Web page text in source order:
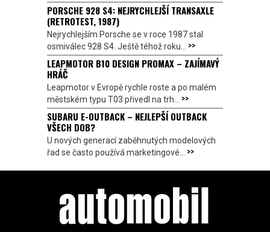
PORSCHE 928 S4: NEJRYCHLEJŠÍ TRANSAXLE
(RETROTEST, 1987)
Nejrychlejším Porsche se v roce 1987 stal
osmiválec 928 S4. Ještě téhož roku... >>
LEAPMOTOR B10 DESIGN PROMAX – ZAJÍMAVÝ
HRÁČ
Leapmotor v Evropě rychle roste a po malém
městském typu T03 přivedl na trh... >>
SUBARU E-OUTBACK – NEJLEPŠÍ OUTBACK
VŠECH DOB?
U nových generací zaběhnutých modelových
řad se často používá marketingové... >>